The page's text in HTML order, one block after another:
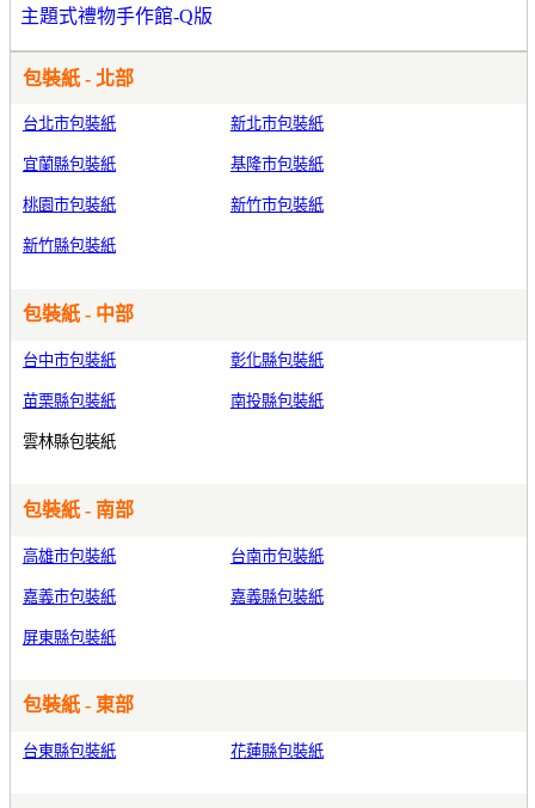
主題式禮物手作館-Q版
包裝紙 - 北部
台北市包裝紙 新北市包裝紙
宜蘭縣包裝紙 基隆市包裝紙
桃園市包裝紙 新竹市包裝紙
新竹縣包裝紙
包裝紙 - 中部
台中市包裝紙 彰化縣包裝紙
苗栗縣包裝紙 南投縣包裝紙
雲林縣包裝紙
包裝紙 - 南部
高雄市包裝紙 台南市包裝紙
嘉義市包裝紙 嘉義縣包裝紙
屏東縣包裝紙
包裝紙 - 東部
台東縣包裝紙 花蓮縣包裝紙